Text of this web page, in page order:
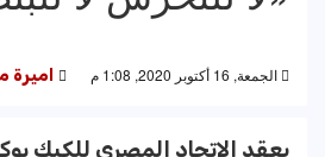
الجمعة, 16 أكتوبر 2020, 1:08 م اميرة
يعقد الاتحاد المصري للكيك